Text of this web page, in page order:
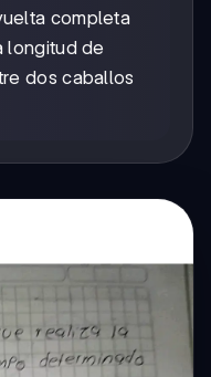
completa
longitud de
dos caballos